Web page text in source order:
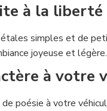
à la liberté
simples et de
joyeuse et légère.
à votre
poésie à votre